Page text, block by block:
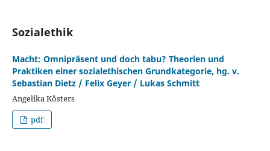
Sozialethik
Macht: Omnipräsent und doch tabu? Theorien und
Praktiken einer sozialethischen Grundkategorie, hg. v.
Sebastian Dietz / Felix Geyer / Lukas Schmitt
Angelika Kösters
pdf